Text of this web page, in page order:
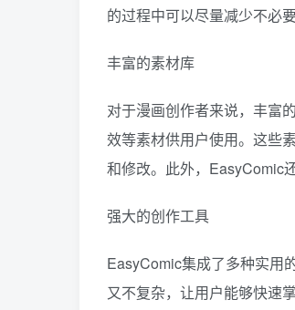
的过程中可以尽量减少不必要
丰富的素材库
对于漫画创作者来说，丰富
效等素材供用户使用。这些
和修改。此外，EasyComic
强大的创作工具
EasyComic集成了多种实用
又不复杂，让用户能够快速